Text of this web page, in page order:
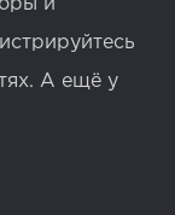
и
А ещё у